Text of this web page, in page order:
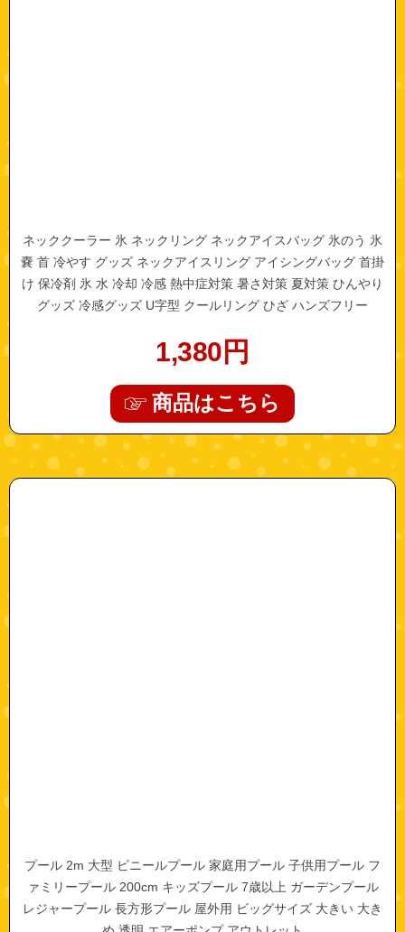
ネッククーラー 氷 ネックリング ネックアイスバッグ 氷のう 氷
嚢 首 冷やす グッズ ネックアイスリング アイシングバッグ 首掛
け 保冷剤 氷 水 冷却 冷感 熱中症対策 暑さ対策 夏対策 ひんやり
グッズ 冷感グッズ U字型 クールリング ひざ ハンズフリー
1,380 円
商品はこちら
"s0515"
プール 2m 大型 ビニールプール 家庭用プール 子供用プール フ
ァミリープール 200cm キッズプール 7歳以上 ガーデンプール
レジャープール 長方形プール 屋外用 ビッグサイズ 大きい 大き